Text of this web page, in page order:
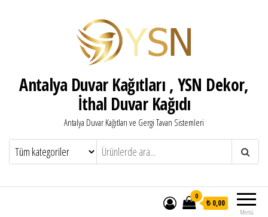
Antalya Duvar Kağıtları , YSN Dekor,
İthal Duvar Kağıdı
Antalya Duvar Kağıtları ve Gergi Tavan Sistemleri
Menü
0
₺ 0,00